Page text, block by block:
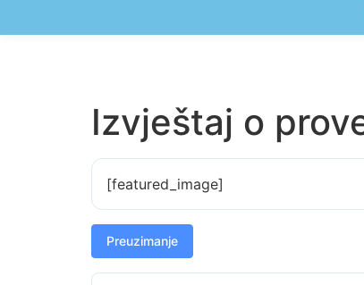
Izvještaj o
[featured_image]
Preuzimanje